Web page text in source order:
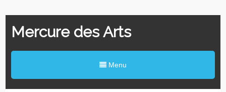
Mercure des Arts
Menu